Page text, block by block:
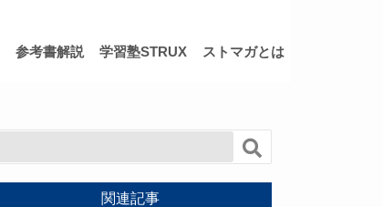
参考書解説 学習塾STRUX ストマガとは
関連記事